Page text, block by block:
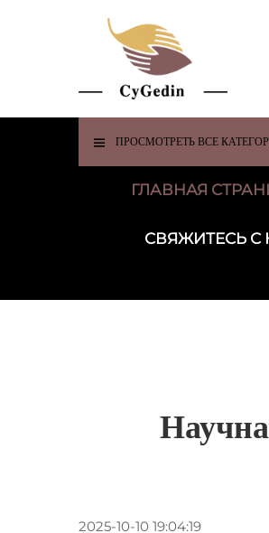
ПРОСМОТРЕТЬ ВСЕ
ГЛАВНАЯ
СВЯЖИТЕСЬ С
2025-10-10 19:04:19